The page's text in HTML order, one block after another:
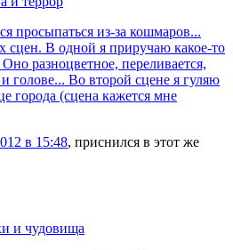
просыпаться из-за кошмаров...
сцен. В одной я приручаю какое-то
разноцветное, переливается,
голове... Во второй сцене я гуляю
города (сцена кажется мне
в 15:48, приснился в этот же
и чудовища